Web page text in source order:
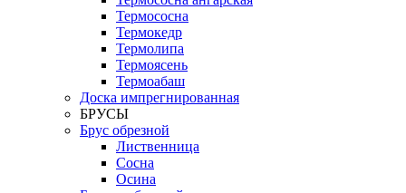
Термососна
Термокедр
Термолипа
Термоясень
Термоабаш
Доска импрегнированная
БРУСЫ
Брус обрезной
Лиственница
Сосна
Осина